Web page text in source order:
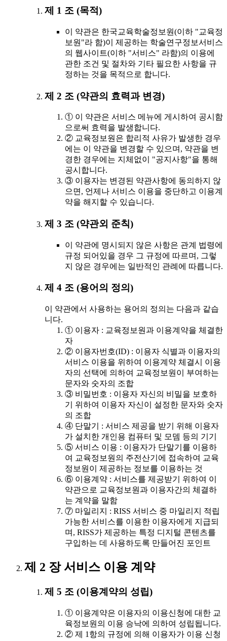
제 1 조 (목적)
이 약관은 한국교육학술정보원(이하 "교육정
보원"라 함)이 제공하는 학술연구정보서비스
의 웹사이트(이하 "서비스" 라함)의 이용에
관한 조건 및 절차와 기타 필요한 사항을 규
정하는 것을 목적으로 합니다.
제 2 조 (약관의 효력과 변경)
① 이 약관은 서비스 메뉴에 게시하여 공시함
으로써 효력을 발생합니다.
② 교육정보원은 합리적 사유가 발생한 경우
에는 이 약관을 변경할 수 있으며, 약관을 변
경한 경우에는 지체없이 "공지사항"을 통해
공시합니다.
③ 이용자는 변경된 약관사항에 동의하지 않
으면, 언제나 서비스 이용을 중단하고 이용계
약을 해지할 수 있습니다.
제 3 조 (약관외 준칙)
이 약관에 명시되지 않은 사항은 관계 법령에
규정 되어있을 경우 그 규정에 따르며, 그렇
지 않은 경우에는 일반적인 관례에 따릅니다.
제 4 조 (용어의 정의)
이 약관에서 사용하는 용어의 정의는 다음과 같습
니다.
① 이용자 : 교육정보원과 이용계약을 체결한
자
② 이용자번호(ID) : 이용자 식별과 이용자의
서비스 이용을 위하여 이용계약 체결시 이용
자의 선택에 의하여 교육정보원이 부여하는
문자와 숫자의 조합
③ 비밀번호 : 이용자 자신의 비밀을 보호하
기 위하여 이용자 자신이 설정한 문자와 숫자
의 조합
④ 단말기 : 서비스 제공을 받기 위해 이용자
가 설치한 개인용 컴퓨터 및 모뎀 등의 기기
⑤ 서비스 이용 : 이용자가 단말기를 이용하
여 교육정보원의 주전산기에 접속하여 교육
정보원이 제공하는 정보를 이용하는 것
⑥ 이용계약 : 서비스를 제공받기 위하여 이
약관으로 교육정보원과 이용자간의 체결하
는 계약을 말함
⑦ 마일리지 : RISS 서비스 중 마일리지 적립
가능한 서비스를 이용한 이용자에게 지급되
며, RISS가 제공하는 특정 디지털 콘텐츠를
구입하는 데 사용하도록 만들어진 포인트
제 2 장 서비스 이용 계약
제 5 조 (이용계약의 성립)
① 이용계약은 이용자의 이용신청에 대한 교
육정보원의 이용 승낙에 의하여 성립됩니다.
② 제 1항의 규정에 의해 이용자가 이용 신청